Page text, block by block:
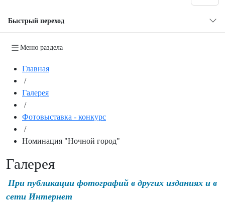
Быстрый переход
Меню раздела
Главная
/
Галерея
/
Фотовыставка - конкурс
/
Номинация "Ночной город"
Галерея
При публикации фотографий в других изданиях и в
сети Интернет